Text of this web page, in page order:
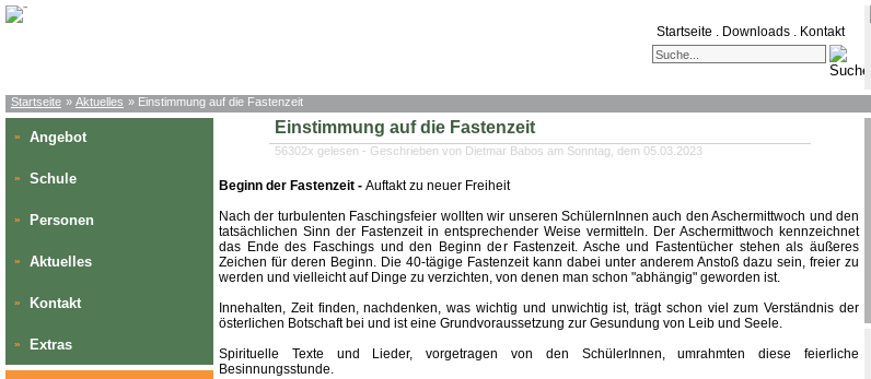
Startseite . Downloads . Kontakt
Startseite » Aktuelles » Einstimmung auf die Fastenzeit
» Angebot
» Schule
» Personen
» Aktuelles
» Kontakt
» Extras
Einstimmung auf die Fastenzeit
56302x gelesen - Geschrieben von Dietmar Babos am Sonntag, dem 05.03.2023
Beginn der Fastenzeit - Auftakt zu neuer Freiheit
Nach der turbulenten Faschingsfeier wollten wir unseren SchülernInnen auch den Aschermittwoch und den
tatsächlichen Sinn der Fastenzeit in entsprechender Weise vermitteln. Der Aschermittwoch kennzeichnet
das Ende des Faschings und den Beginn der Fastenzeit. Asche und Fastentücher stehen als äußeres
Zeichen für deren Beginn. Die 40-tägige Fastenzeit kann dabei unter anderem Anstoß dazu sein, freier zu
werden und vielleicht auf Dinge zu verzichten, von denen man schon "abhängig" geworden ist.
Innehalten, Zeit finden, nachdenken, was wichtig und unwichtig ist, trägt schon viel zum Verständnis der
österlichen Botschaft bei und ist eine Grundvoraussetzung zur Gesundung von Leib und Seele.
Spirituelle Texte und Lieder, vorgetragen von den SchülerInnen, umrahmten diese feierliche
Besinnungsstunde.